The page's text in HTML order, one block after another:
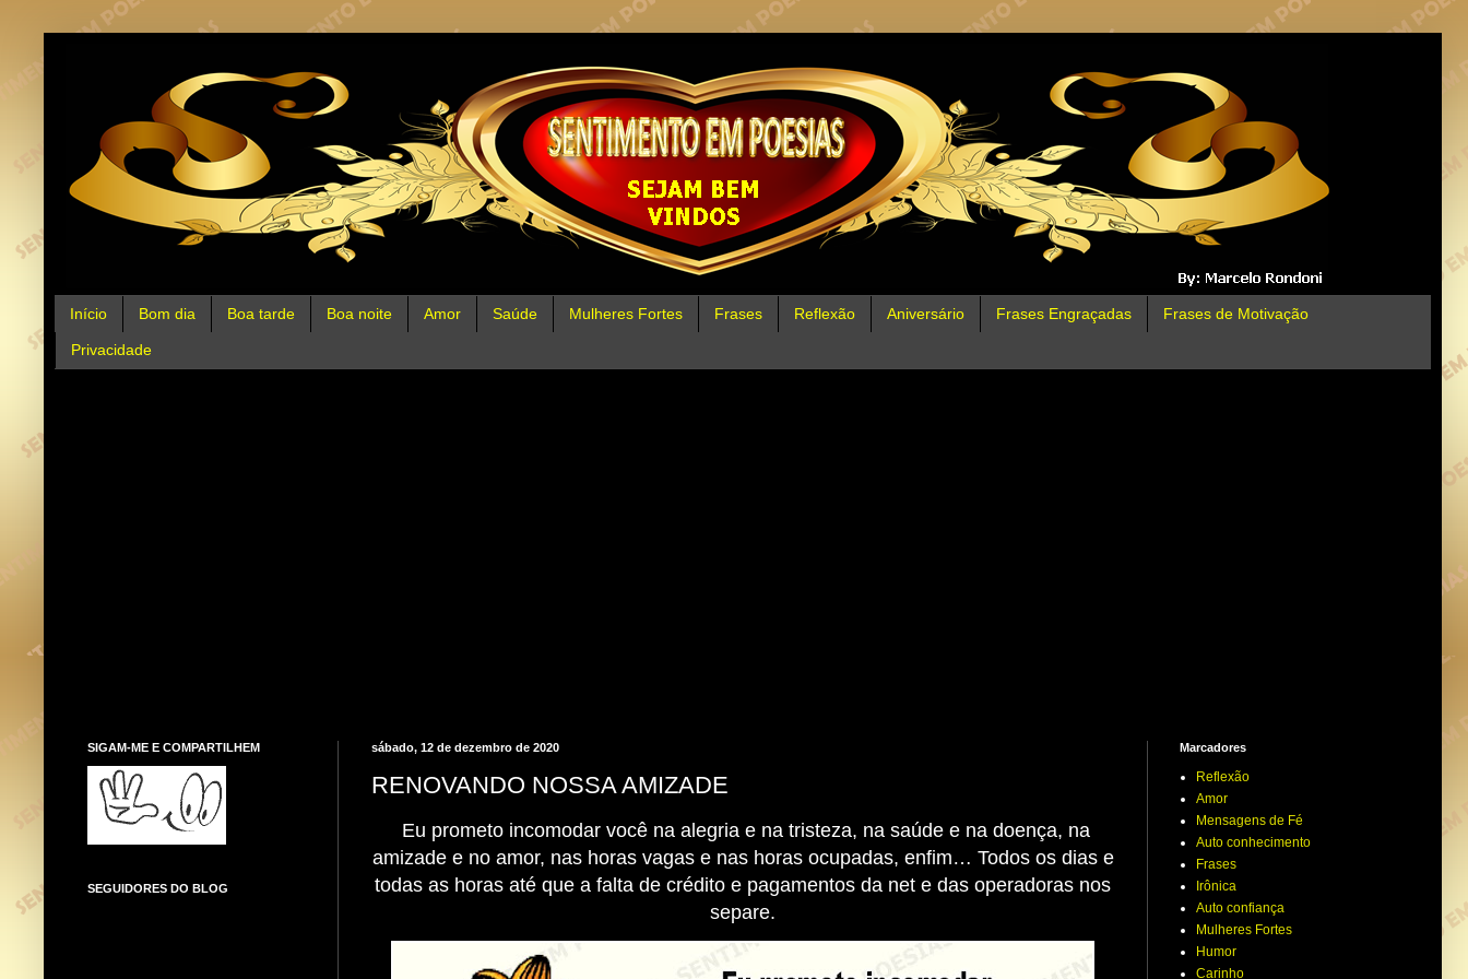
Início Bom dia Boa tarde Boa noite Amor Saúde Mulheres Fortes Frases Reflexão Aniversário Frases Engraçadas Frases de Motivação
Privacidade
sábado, 12 de dezembro de 2020
RENOVANDO NOSSA AMIZADE
Eu prometo incomodar você na alegria e na tristeza, na saúde e na doença, na
amizade e no amor, nas horas vagas e nas horas ocupadas, enfim… Todos os dias e
todas as horas até que a falta de crédito e pagamentos da net e das operadoras nos
separe.
SIGAM-ME E COMPARTILHEM
SEGUIDORES DO BLOG
Marcadores
Reflexão
Amor
Mensagens de Fé
Auto conhecimento
Frases
Irônica
Auto confiança
Mulheres Fortes
Humor
Carinho